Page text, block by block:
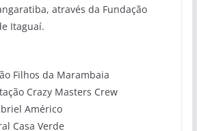
através da Fundação
Itaguaí.
Filhos da Marambaia
Crazy Masters Crew
Américo
Casa Verde